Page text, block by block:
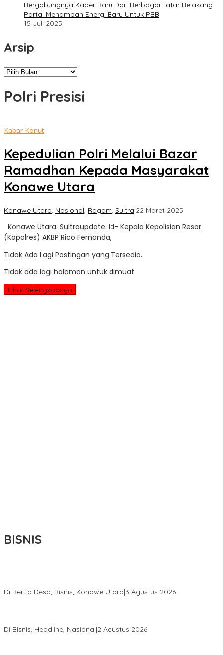
Bergabungnya Kader Baru Dari Berbagai Latar Belakang
Partai Menambah Energi Baru Untuk PBB
15 Juli 2025
Arsip
Arsip
Polri Presisi
Kabar Konut
Kepedulian Polri Melalui Bazar
Ramadhan Kepada Masyarakat
Konawe Utara
Konawe Utara, Nasional, Ragam, Sultra|22 Maret 2025
Update
Konawe Utara. Sultraupdate. Id- Kepala Kepolisian Resor
(Kapolres) AKBP Rico Fernanda,
Tidak Ada Lagi Postingan yang Tersedia.
Tidak ada lagi halaman untuk dimuat.
Lihat Selengkapnya
BISNIS
Di Berita Desa, Bisnis, Konawe Utara|3 Agustus 2026
Di Bisnis, Headline, Nasional|2 Agustus 2026